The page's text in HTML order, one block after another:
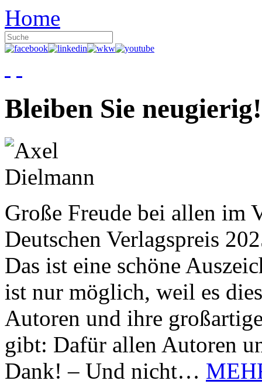
Home
Bleiben Sie neugierig!
Große Freude bei allen im
Deutschen Verlagspreis
Das ist eine schöne
ist nur möglich, weil es
Autoren und ihre
gibt: Dafür allen Autoren
Dank! – Und nicht…